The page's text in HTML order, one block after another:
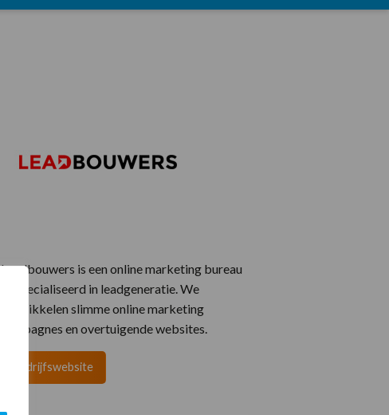
Leadbouwers is een online marketing bureau
gespecialiseerd in leadgeneratie. We
ontwikkelen slimme online marketing
campagnes en overtuigende websites.
Bedrijfswebsite